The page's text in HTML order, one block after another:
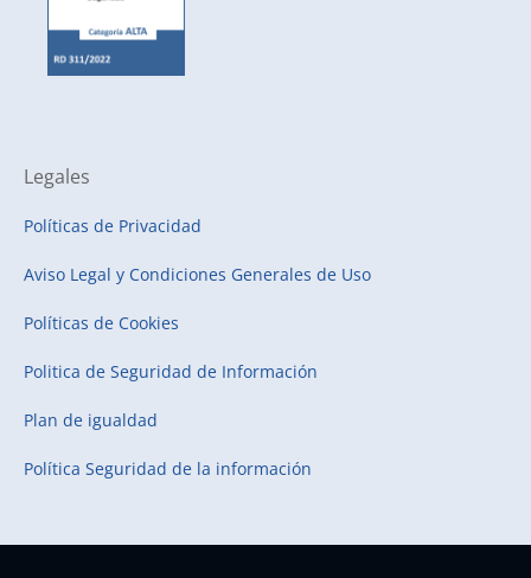
Legales
Políticas de Privacidad
Aviso Legal y Condiciones Generales de Uso
Políticas de Cookies
Politica de Seguridad de Información
Plan de igualdad
Política Seguridad de la información